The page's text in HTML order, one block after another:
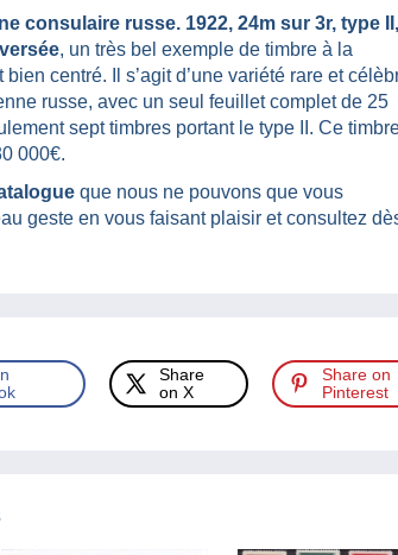
consulaire russe. 1922, 24m sur 3r, type II,
, un très bel exemple de timbre à la
bien centré. Il s’agit d’une variété rare et
russe, avec un seul feuillet complet de 25
sept timbres portant le type II. Ce
000€.
que nous ne pouvons que vous
geste en vous faisant plaisir et consultez
Share
on X
Share on
Pinterest